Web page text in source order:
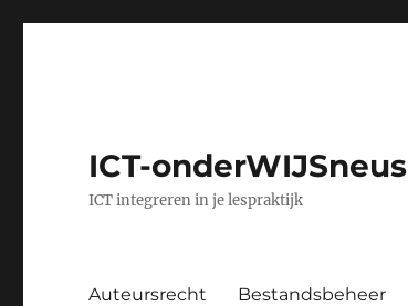
ICT-onderWIJSneus
ICT integreren in je lespraktijk
Auteursrecht Bestandsbeheer